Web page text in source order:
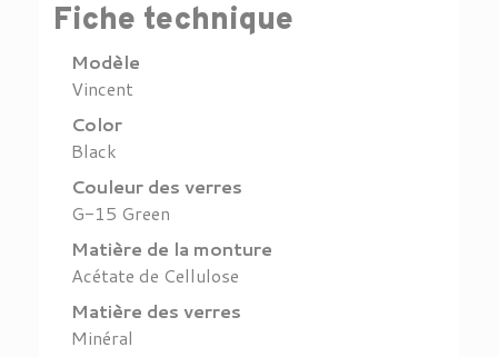
Fiche technique
Modèle
Vincent
Color
Black
Couleur des verres
G-15 Green
Matière de la monture
Acétate de Cellulose
Matière des verres
Minéral